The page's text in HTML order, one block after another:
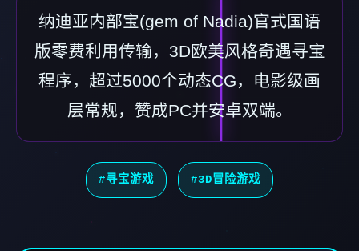
纳迪亚内部宝(gem of Nadia)官式国语
版零费利用传输，3D欧美风格奇遇寻宝
程序，超过5000个动态CG，电影级画
层常规，赞成PC并安卓双端。
#寻宝游戏 #3D冒险游戏